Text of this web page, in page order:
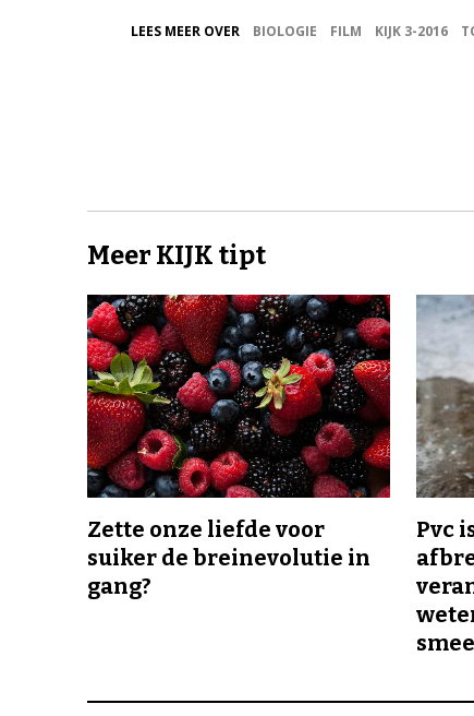
LEES MEER OVER BIOLOGIE FILM KIJK 3-2016
Meer KIJK tipt
Zette onze liefde voor
suiker de breinevolutie in
gang?
Pvc